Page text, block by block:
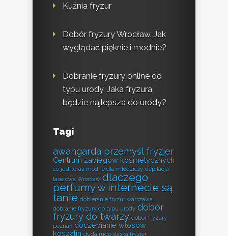
Kuźnia fryzur
Dobór fryzury Wrocław. Jak
wyglądać pięknie i modnie?
Dobranie fryzury online do
typu urody. Jaka fryzura
będzie najlepsza do urody?
Tagi
awangarda przemyśl fryzjer
Centrum zabiegów kosmetycznych
co jest teraz modne dla młodzieży depilacja
laserowa Wrocław dlaczego
perfumy w internecie są
tanie dobieranie fryzur warszawa
dobranie fryzury do typu urody dobór
fryzury do twarzy dobór fryzury
poznań doczepianie włosów
koszalin duda ruda śląska fryzjer